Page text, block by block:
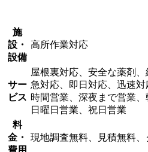
施
設・
設備
高所作業対応
サー
ビス
屋根裏対応、安全な薬剤
急対応、即日対応、迅速
時間営業、深夜まで営業、
日曜日営業、祝日営業
料
金・
費用
現地調査無料、見積無料